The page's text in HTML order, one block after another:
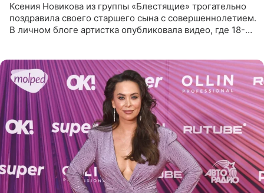
Ксения Новикова из группы «Блестящие» трогательно
поздравила своего старшего сына с совершеннолетием.
В личном блоге артистка опубликовала видео, где 18-